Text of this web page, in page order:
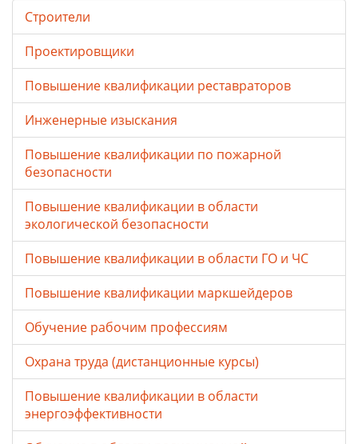
Строители
Проектировщики
Повышение квалификации реставраторов
Инженерные изыскания
Повышение квалификации по пожарной
безопасности
Повышение квалификации в области
экологической безопасности
Повышение квалификации в области ГО и ЧС
Повышение квалификации маркшейдеров
Обучение рабочим профессиям
Охрана труда (дистанционные курсы)
Повышение квалификации в области
энергоэффективности